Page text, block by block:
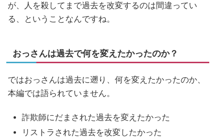
が、人を殺してまで過去を改変するのは間違ってい
る、ということなんですね。
おっさんは過去で何を変えたかったのか？
ではおっさんは過去に遡り、何を変えたかったのか、
本編では語られていません。
詐欺師にだまされた過去を変えたかった
リストラされた過去を改変したかった